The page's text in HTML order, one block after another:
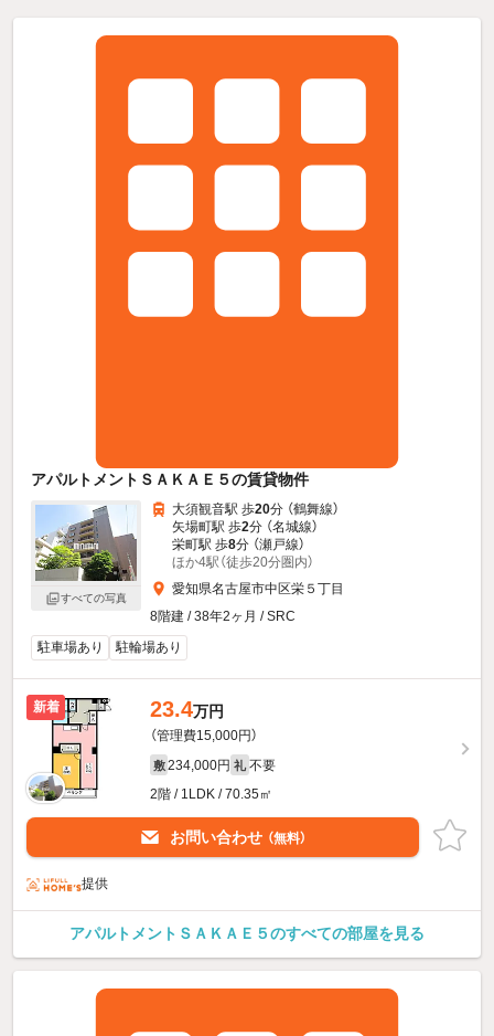
アパルトメントＳＡＫＡＥ５の賃貸物件
すべての写真
大須観音駅 歩20分 （鶴舞線）
矢場町駅 歩2分 （名城線）
栄町駅 歩8分 （瀬戸線）
ほか4駅（徒歩20分圏内）
愛知県名古屋市中区栄５丁目
8階建 / 38年2ヶ月 / SRC
駐車場あり
駐輪場あり
新着 23.4万円
（管理費15,000円）
敷 234,000円 礼 不要
2階 / 1LDK / 70.35㎡
お問い合わせ （無料）
提供
アパルトメントＳＡＫＡＥ５のすべての部屋を見る